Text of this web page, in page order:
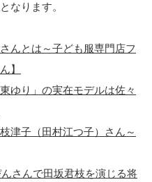
なります。
んとは～子ども服専門店フ
】
ゆり」の実在モデルは佐々
津子（田村江つ子）さん～
さんで田坂君枝を演じる将